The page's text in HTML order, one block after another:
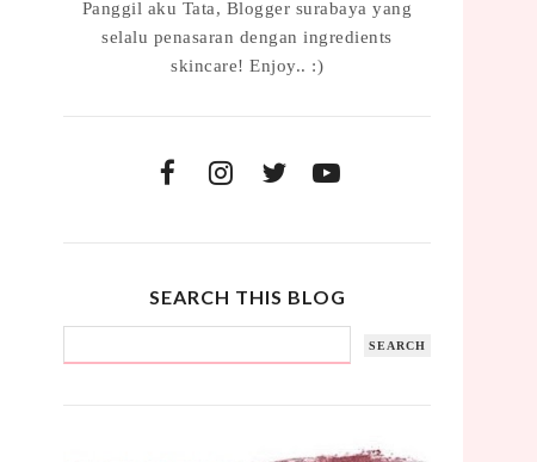
Panggil aku Tata, Blogger surabaya yang
selalu penasaran dengan ingredients
skincare! Enjoy.. :)
SEARCH THIS BLOG